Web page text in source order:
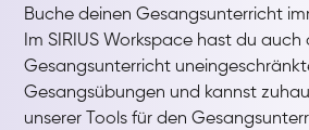
Buche deinen Gesangsunterricht
Im SIRIUS Workspace hast du auch
Gesangsunterricht
Gesangsübungen und kannst
unserer Tools für den